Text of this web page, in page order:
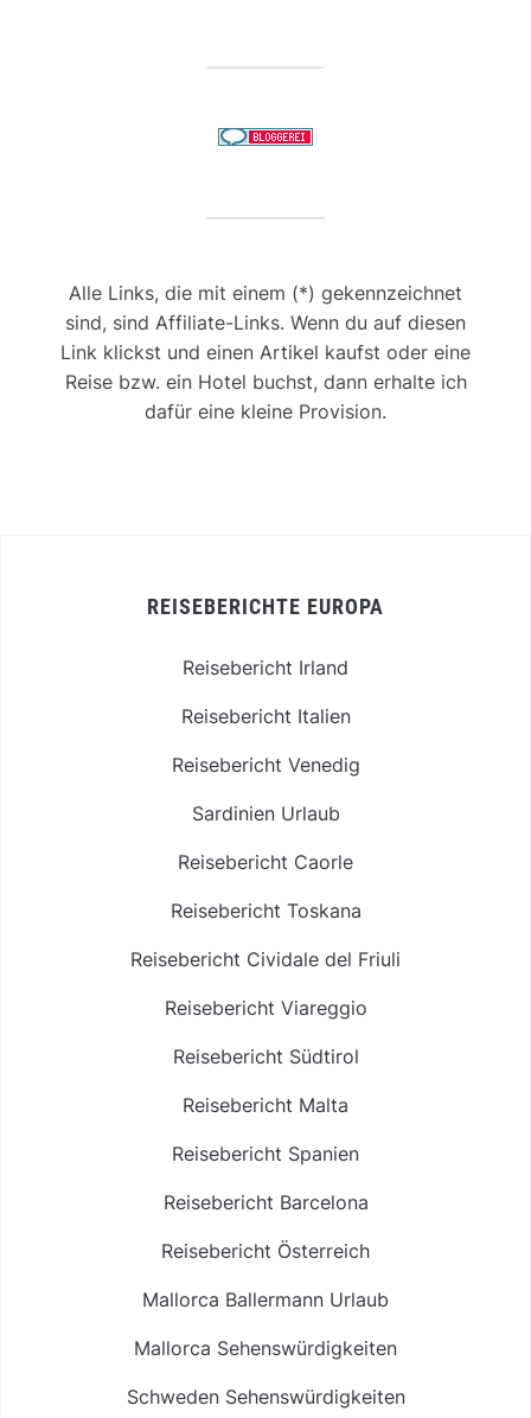
Alle Links, die mit einem (*) gekennzeichnet
sind, sind Affiliate-Links. Wenn du auf diesen
Link klickst und einen Artikel kaufst oder eine
Reise bzw. ein Hotel buchst, dann erhalte ich
dafür eine kleine Provision.
REISEBERICHTE EUROPA
Reisebericht Irland
Reisebericht Italien
Reisebericht Venedig
Sardinien Urlaub
Reisebericht Caorle
Reisebericht Toskana
Reisebericht Cividale del Friuli
Reisebericht Viareggio
Reisebericht Südtirol
Reisebericht Malta
Reisebericht Spanien
Reisebericht Barcelona
Reisebericht Österreich
Mallorca Ballermann Urlaub
Mallorca Sehenswürdigkeiten
Schweden Sehenswürdigkeiten